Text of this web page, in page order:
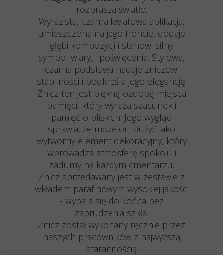
rozprasza światło.
Wyrazista, czarna kwiatowa aplikacja,
umieszczona na jego froncie, dodaje
głębi kompozycji i stanowi silny
symbol wiary, i poświęcenia. Stylowa,
czarna podstawa nadaje zniczowi
stabilności i podkreśla jego elegancję.
Znicz ten jest piękną ozdobą miejsca
pamięci, który wyraża szacunek i
pamięć o bliskich. Jego wygląd
sprawia, że może on służyć jako
wytworny element dekoracyjny, który
wprowadza atmosferę spokoju i
zadumy na każdym cmentarzu.
Znicz sprzedawany jest w zestawie z
wkładem parafinowym wysokiej jakości
- wypala się do końca bez
zabrudzenia szkła.
Znicz został wykonany ręcznie przez
naszych pracowników z najwyższą
starannością